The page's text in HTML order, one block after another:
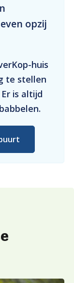
opzij
huis
te stellen
is altijd